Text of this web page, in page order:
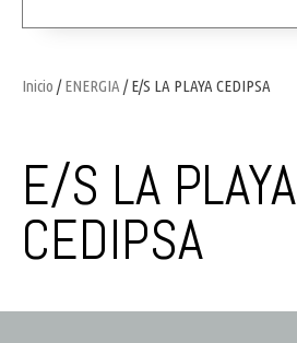
Inicio /ENERGIA / E/S LA PLAYA CEDIPSA
E/S LA PLAYA
CEDIPSA